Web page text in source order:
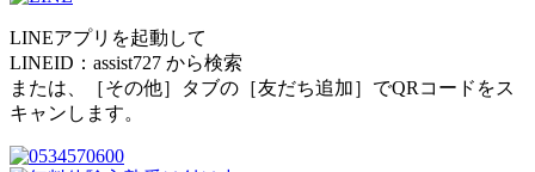
LINEアプリを起動して
LINEID： assist727 から検索
または、［その他］タブの［友だち追加］でQRコードをス
キャンします。